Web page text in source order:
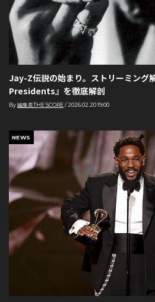
Jay-Z伝説の始まり。ストリーミング
Presidents』を徹底解剖
By編集長THE SCORE/2026.02.20 19:00
NEWS